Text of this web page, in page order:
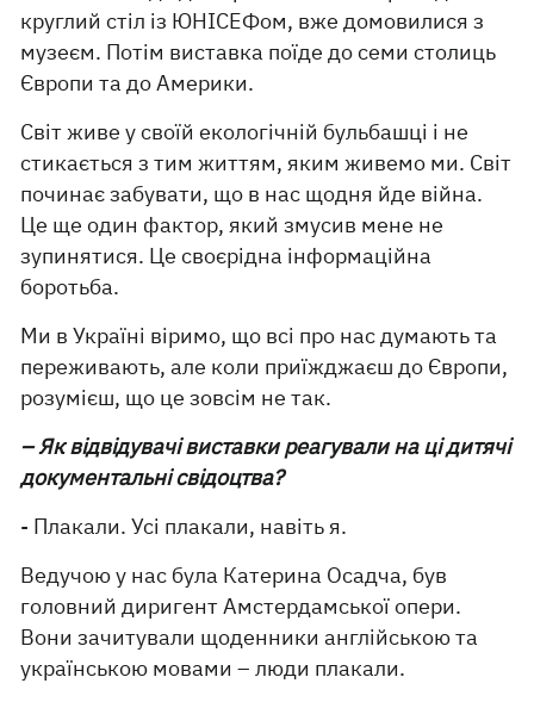
круглий стіл із ЮНІСЕФом, вже домовилися з
музеєм. Потім виставка поїде до семи столиць
Європи та до Америки.
Світ живе у своїй екологічній бульбашці і не
стикається з тим життям, яким живемо ми. Світ
починає забувати, що в нас щодня йде війна.
Це ще один фактор, який змусив мене не
зупинятися. Це своєрідна інформаційна
боротьба.
Ми в Україні віримо, що всі про нас думають та
переживають, але коли приїжджаєш до Європи,
розумієш, що це зовсім не так.
– Як відвідувачі виставки реагували на ці дитячі
документальні свідоцтва?
- Плакали. Усі плакали, навіть я.
Ведучою у нас була Катерина Осадча, був
головний диригент Амстердамської опери.
Вони зачитували щоденники англійською та
українською мовами – люди плакали.